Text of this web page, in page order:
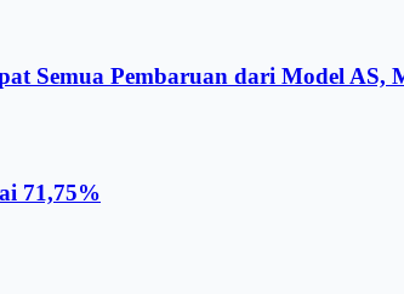
Semua Pembaruan dari Model AS,
71,75%